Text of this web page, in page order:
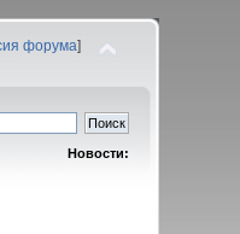
форума]
Новости: